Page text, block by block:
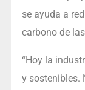
se ayuda a
carbono de
“Hoy la
y sostenibles.